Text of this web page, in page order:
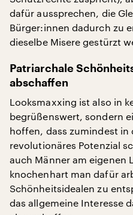
dafür aussprechen, die
Bürger:innen dadurch zu
dieselbe Misere gestürzt
Patriarchale
abschaffen
Looksmaxxing ist also in
begrüßenswert, sondern
hoffen, dass zumindest in
revolutionäres Potenzial
auch Männer am eigenen
knochenhart man dafür
Schönheitsidealen zu
das allgemeine Interesse